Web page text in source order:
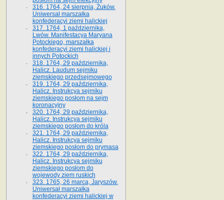
316. 1764, 24 sierpnia, Żuków.
Uniwersał marszałka
konfederacyi ziemi halickiej
317. 1764, 1 października,
Lwów. Manifestacya Maryana
Potockiego, marszałka
konfederacyi ziemi halickiej i
innych Potockich
318. 1764, 29 października,
Halicz. Laudum sejmiku
ziemskiego przedsejmowego
319. 1764, 29 października,
Halicz. Instrukcya sejmiku
ziemskiego posłom na sejm
koronacyjny
320. 1764, 29 października,
Halicz. Instrukcya sejmiku
ziemskiego posłom do króla
321. 1764, 29 października,
Halicz. Instrukcya sejmiku
ziemskiego posłom do prymasa
322. 1764, 29 października,
Halicz. Instrukcya sejmiku
ziemskiego posłom do
wojewody ziem ruskich
323. 1765, 26 marca, Jaryszów.
Uniwersał marszałka
konfederacyi ziemi halickiej w